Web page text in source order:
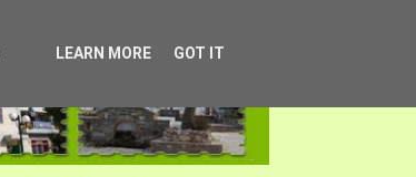
LEARN MORE GOT IT